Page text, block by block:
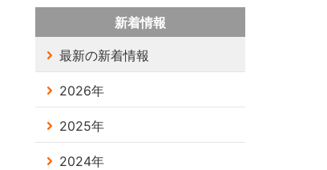
新着情報
最新の新着情報
2026年
2025年
2024年